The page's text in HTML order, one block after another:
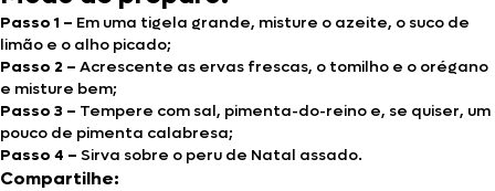
Passo 1 – Em uma tigela grande, misture o azeite, o suco de
limão e o alho picado;
Passo 2 – Acrescente as ervas frescas, o tomilho e o orégano
e misture bem;
Passo 3 – Tempere com sal, pimenta-do-reino e, se quiser, um
pouco de pimenta calabresa;
Passo 4 – Sirva sobre o peru de Natal assado.
Compartilhe: